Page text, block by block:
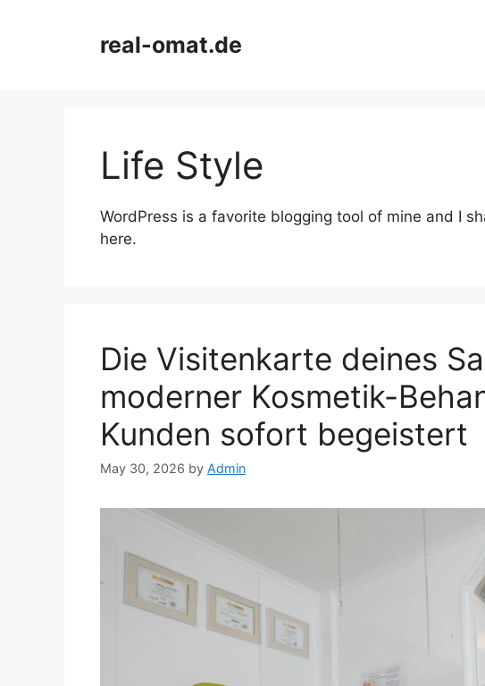
real-omat.de
Life Style
WordPress is a favorite blogging tool of mine and I
here.
Die Visitenkarte deines
moderner Kosmetik-
Kunden sofort begeistert
May 30, 2026 by Admin